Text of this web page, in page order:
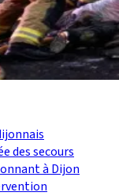
des secours
à Dijon